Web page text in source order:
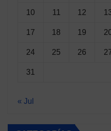
10 11 12
17 18 19
24 25 26
31
« Jul